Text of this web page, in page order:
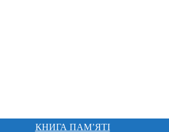
КНИГА ПАМ’ЯТІ